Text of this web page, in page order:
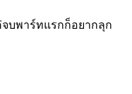
จบพาร์ทแรกก็อยากลุก